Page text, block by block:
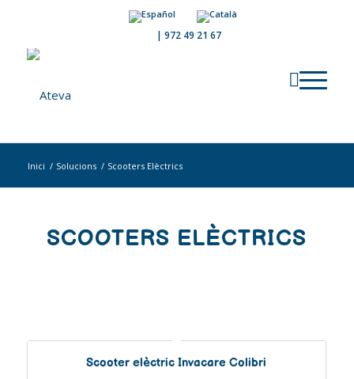
| 972 49 21 67
Inici / Solucions / Scooters Elèctrics
SCOOTERS ELÈCTRICS
Scooter elèctric Invacare Colibri